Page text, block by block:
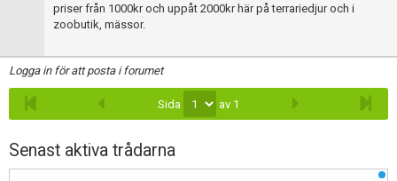
priser från 1000kr och uppåt 2000kr här på terrariedjur och i
zoobutik, mässor.
Logga in för att posta i forumet
Sida av 1
Senast aktiva trådarna